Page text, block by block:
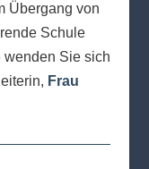
Übergang von
Schule
wenden Sie sich
Frau